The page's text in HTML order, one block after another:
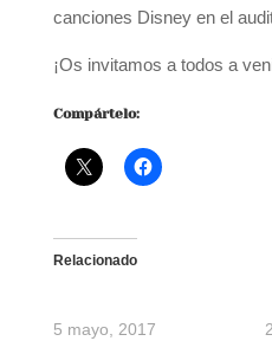
canciones Disney en el
¡Os invitamos a todos a
Compártelo:
Relacionado
5 mayo, 2017